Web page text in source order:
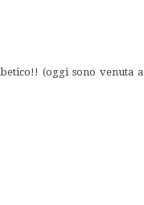
(oggi sono venuta a